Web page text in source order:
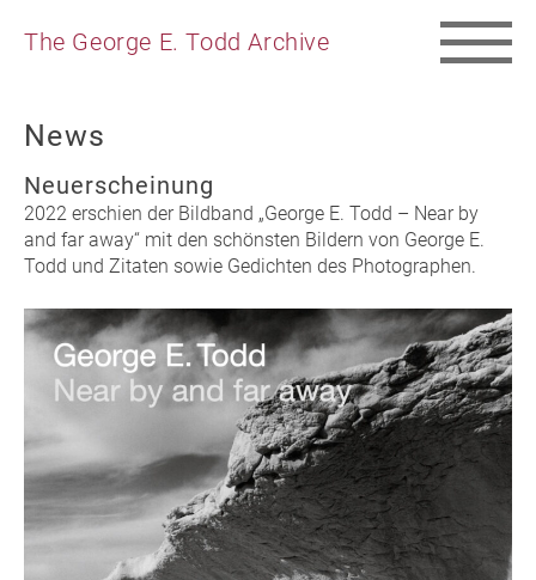
The George E. Todd Archive
News
Neuerscheinung
2022 erschien der Bildband „George E. Todd – Near by
and far away“ mit den schönsten Bildern von George E.
Todd und Zitaten sowie Gedichten des Photographen.